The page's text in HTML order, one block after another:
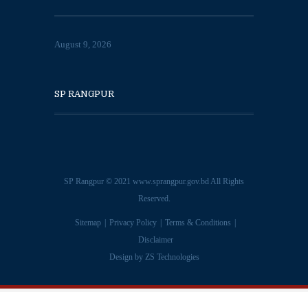
August 9, 2026
SP RANGPUR
SP Rangpur © 2021 www.sprangpur.gov.bd All Rights
Reserved.
Sitemap Privacy Policy
Terms & Conditions
Disclaimer
Design by ZS Technologies